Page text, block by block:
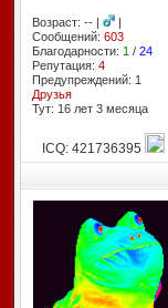
Возраст: -- |
|
Сообщений: 603
Благодарности: 1 / 24
Репутация: 4
Предупреждений: 1
Друзья
Тут: 16 лет 3 месяцa
ICQ: 421736395